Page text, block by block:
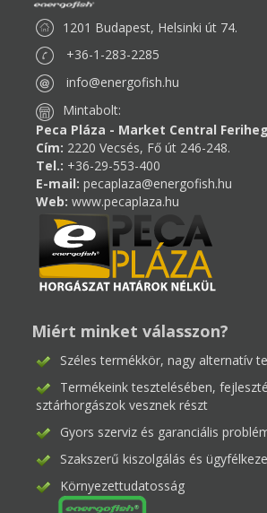
1201 Budapest, Helsinki út 74.
+36-1-283-2285
info@energofish.hu
Mintabolt:
Peca Pláza - Market Central
Cím: 2220 Vecsés, Fő út 246-248.
Tel.: +36-29-553-400
E-mail: pecaplaza@energofish.hu
Web: www.pecaplaza.hu
Miért minket válasszon?
Széles termékkör, nagy alternatív
Termékeink tesztelésében,
sztárhorgászok vesznek részt
Gyors szerviz és garanciális
Szakszerű kiszolgálás és
Környezettudatosság